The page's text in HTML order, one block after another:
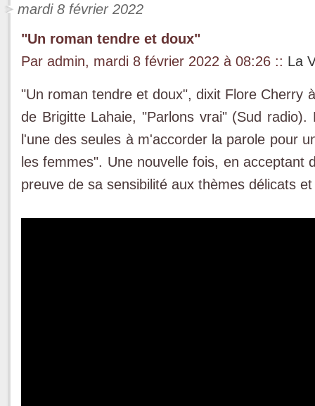
mardi 8 février 2022
"Un roman tendre et doux"
Par admin, mardi 8 février 2022 à 08:26 :: La
"Un roman tendre et doux", dixit Flore Cherry
de Brigitte Lahaie, "Parlons vrai" (Sud
l'une des seules à m'accorder la parole pour
les femmes". Une nouvelle fois, en acceptant
preuve de sa sensibilité aux thèmes délicats